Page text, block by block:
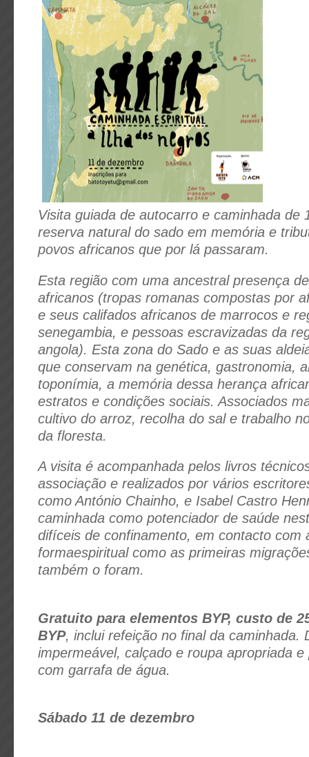
Visita guiada de autocarro e caminhada de
reserva natural do sado em memória e
povos africanos que por lá passaram.
Esta região com uma ancestral presença
africanos (tropas romanas compostas por
e seus califados africanos de marrocos e
senegambia, e pessoas escravizadas da
angola). Esta zona do Sado e as suas
que conservam na genética, gastronomia,
toponímia, a memória dessa herança
estratos e condições sociais. Associados
cultivo do arroz, recolha do sal e trabalho
da floresta.
A visita é acompanhada pelos livros
associação e realizados por vários
como António Chainho, e Isabel Castro
caminhada como potenciador de saúde
difíceis de confinamento, em contacto com
formaespiritual como as primeiras
também o foram.
Gratuito para elementos BYP, custo de
BYP, inclui refeição no final da caminhada.
impermeável, calçado e roupa apropriada e
com garrafa de água.
Sábado 11 de dezembro